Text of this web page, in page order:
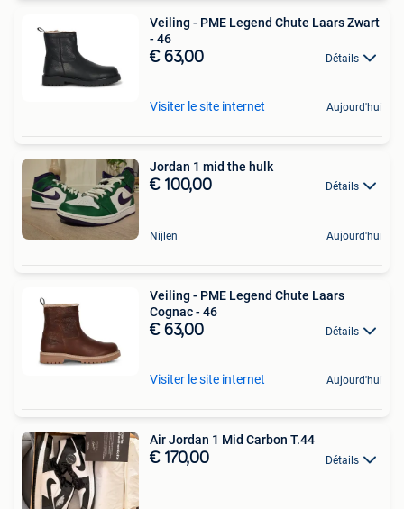
Veiling - PME Legend Chute Laars Zwart
- 46
€ 63,00 Détails
Visiter le site internet Aujourd'hui
Jordan 1 mid the hulk
€ 100,00 Détails
Nijlen Aujourd'hui
Veiling - PME Legend Chute Laars
Cognac - 46
€ 63,00 Détails
Visiter le site internet Aujourd'hui
Air Jordan 1 Mid Carbon T.44
€ 170,00 Détails